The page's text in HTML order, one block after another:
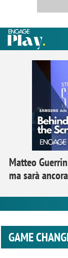
Matteo
ma sarà
GAME